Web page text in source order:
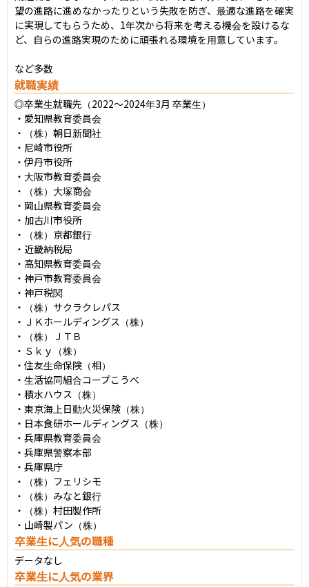
望の進路に進めなかったりという失敗を防ぎ、最適な進路を確実
に実現してもらうため、1年次から将来を考える機会を設けるな
ど、自らの進路実現のために頑張れる環境を用意しています。
など多数
就職実績
◎卒業生就職先（2022〜2024年3月 卒業生）
・愛知県教育委員会
・（株）朝日新聞社
・尼崎市役所
・伊丹市役所
・大阪市教育委員会
・（株）大塚商会
・岡山県教育委員会
・加古川市役所
・（株）京都銀行
・近畿納税局
・高知県教育委員会
・神戸市教育委員会
・神戸税関
・（株）サクラクレパス
・ＪＫホールディングス（株）
・（株）ＪＴＢ
・Ｓｋｙ（株）
・住友生命保険（相）
・生活協同組合コープこうべ
・積水ハウス（株）
・東京海上日動火災保険（株）
・日本食研ホールディングス（株）
・兵庫県教育委員会
・兵庫県警察本部
・兵庫県庁
・（株）フェリシモ
・（株）みなと銀行
・（株）村田製作所
・山崎製パン（株）
卒業生に人気の職種
データなし
卒業生に人気の業界